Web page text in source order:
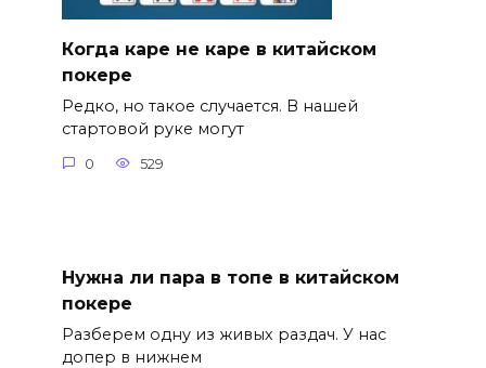
Когда каре не каре в китайском
покере
Редко, но такое случается. В нашей
стартовой руке могут
0 529
Нужна ли пара в топе в китайском
покере
Разберем одну из живых раздач. У нас
допер в нижнем